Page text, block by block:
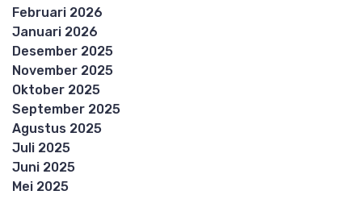
Februari 2026
Januari 2026
Desember 2025
November 2025
Oktober 2025
September 2025
Agustus 2025
Juli 2025
Juni 2025
Mei 2025